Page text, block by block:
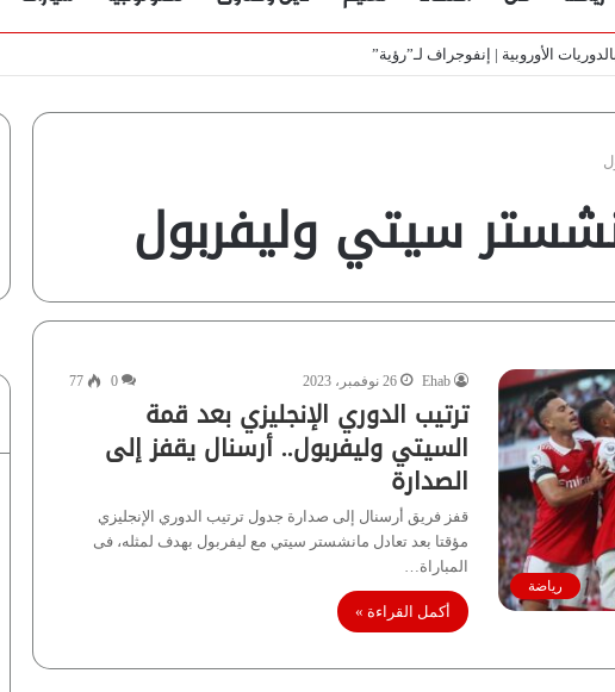
الأوسط
سيتي وليفربول
رياضة
Ehab 26 نوفمبر، 2023 0
77
ترتيب الدوري الإنجليزي بعد قمة
السيتي وليفربول.. أرسنال يقفز إلى
الصدارة
قفز فريق أرسنال إلى صدارة جدول ترتيب الدوري الإنجليزي
مؤقتا بعد تعادل مانشستر سيتي مع ليفربول بهدف لمثله، فى
المباراة…
أكمل القراءة »